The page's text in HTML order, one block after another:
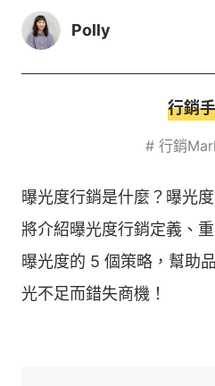
Polly
行銷
# 行銷
曝光度行銷是什麼？曝光
將介紹曝光度行銷定義、
曝光度的 5 個策略，幫助
光不足而錯失商機！